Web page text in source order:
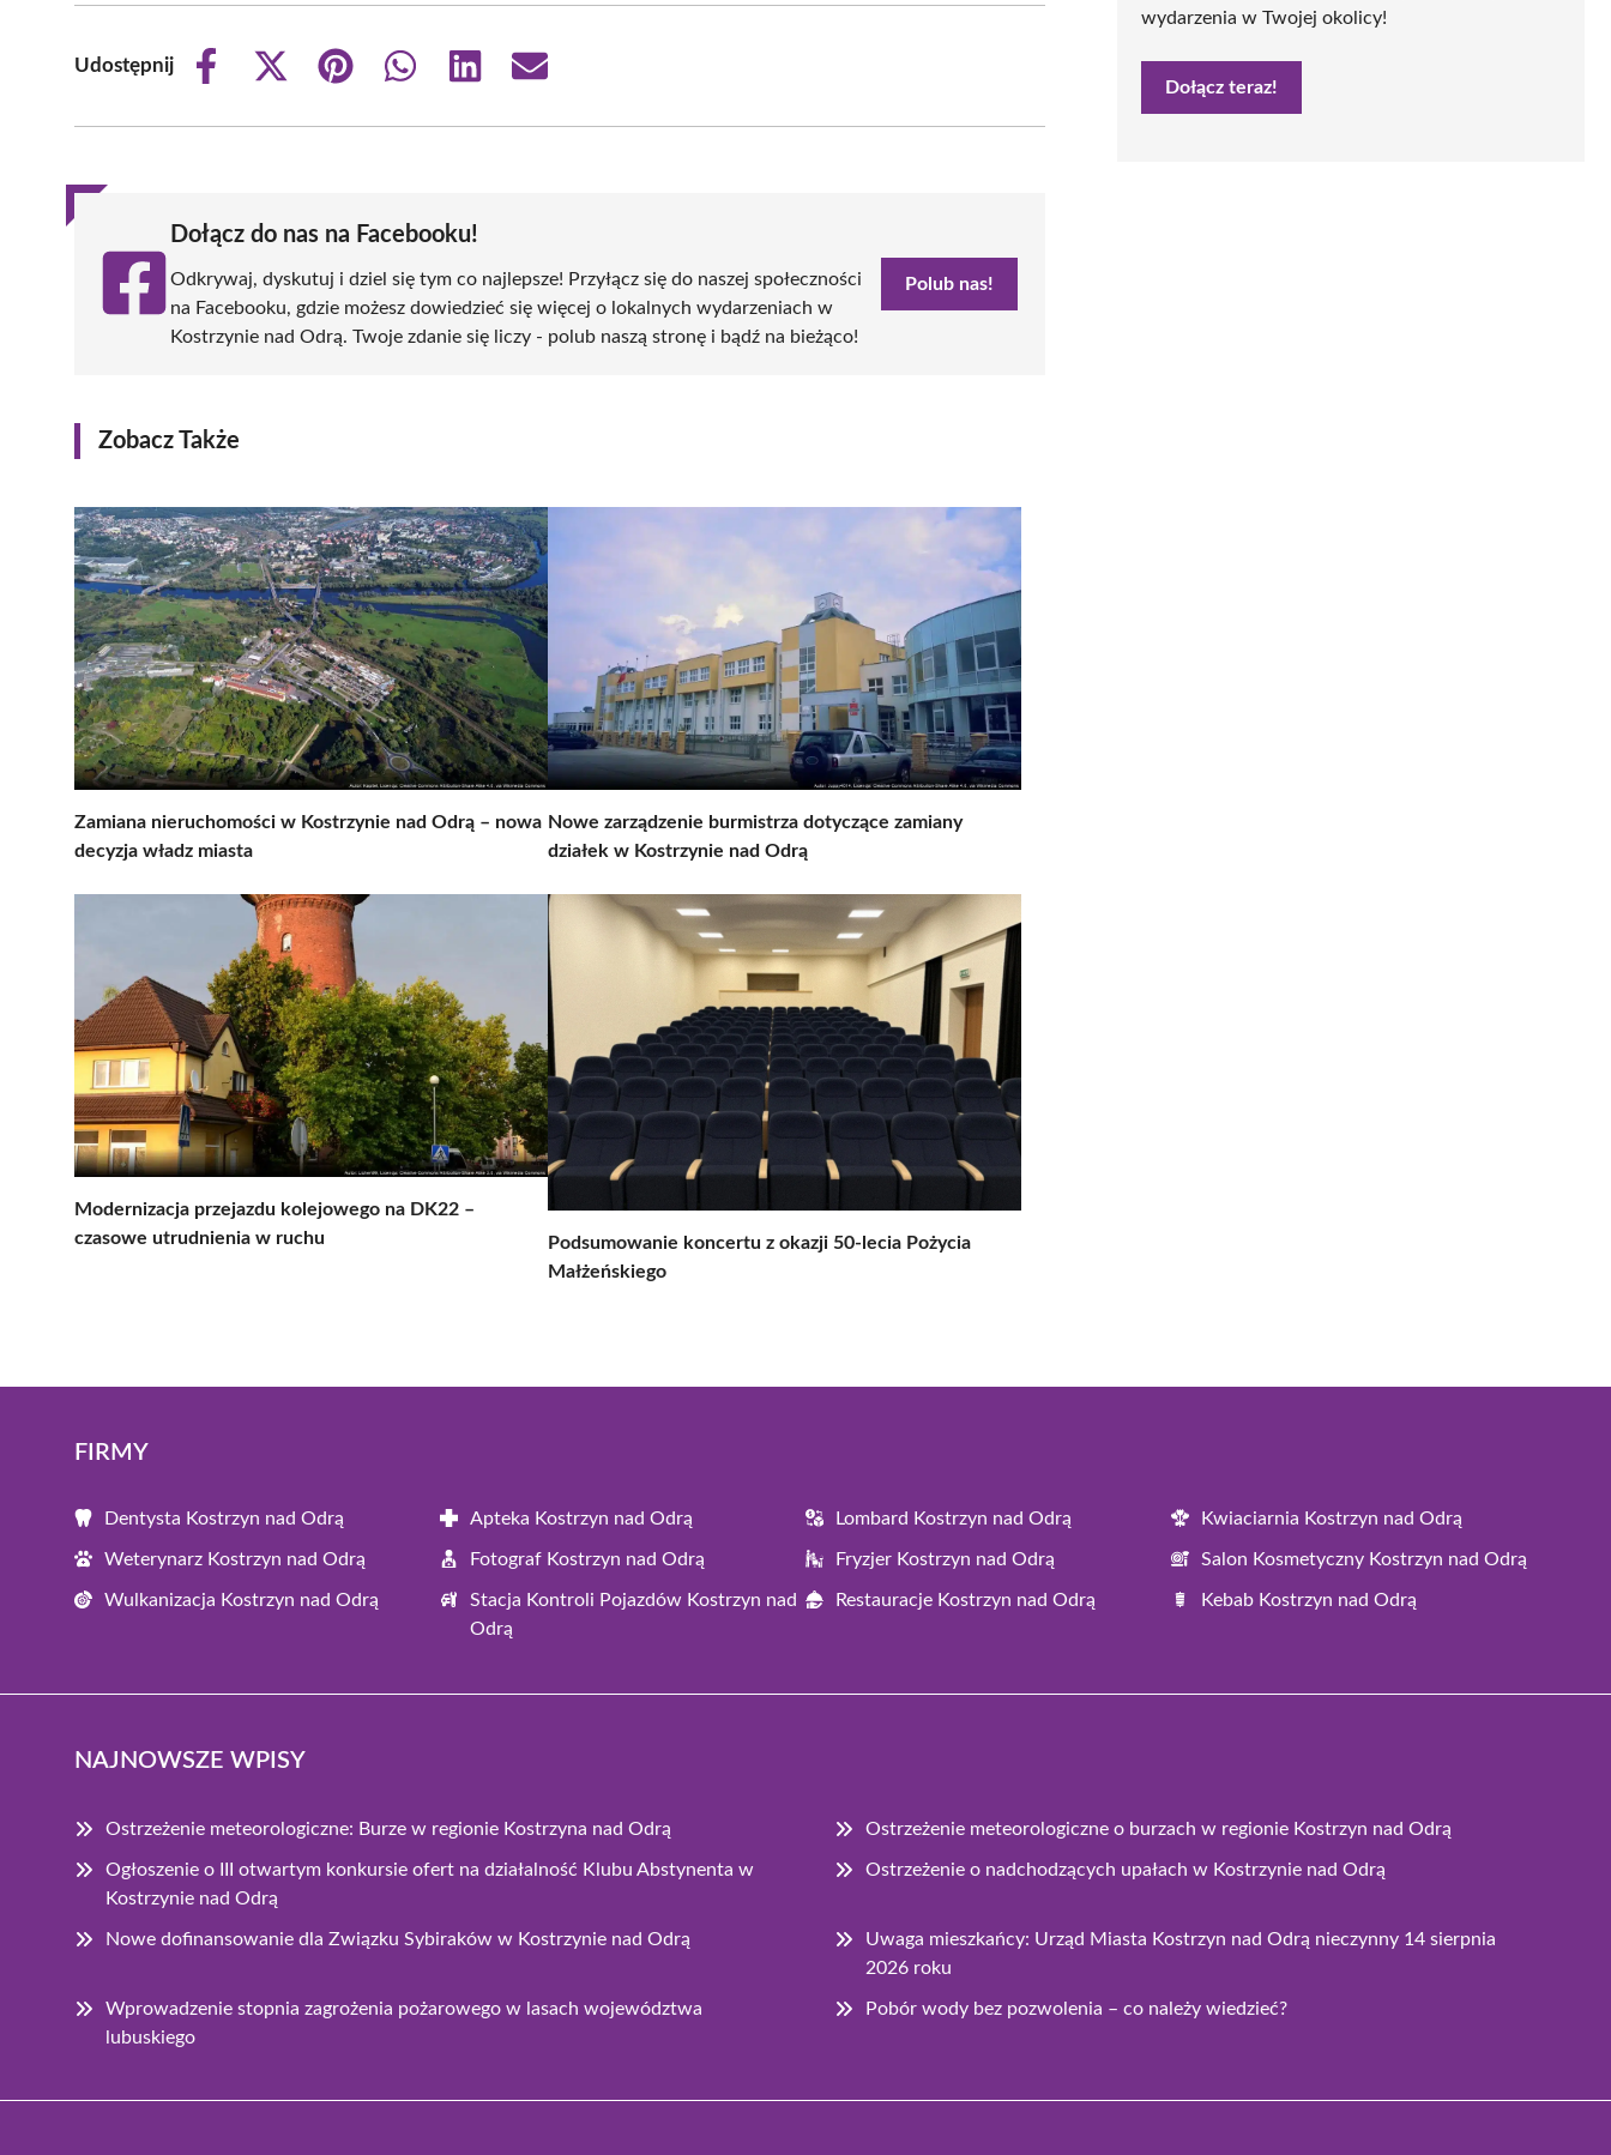
Udostępnij
Share
Share
(Twitter)
Share
Share
Share
Share
Dołącz do nas na Facebooku!
Odkrywaj, dyskutuj i dziel się tym co najlepsze! Przyłącz się do naszej społeczności
na Facebooku, gdzie możesz dowiedzieć się więcej o lokalnych wydarzeniach w
Kostrzynie nad Odrą. Twoje zdanie się liczy - polub naszą stronę i bądź na bieżąco!
Polub nas!
Zobacz Także
Zamiana nieruchomości w Kostrzynie nad Odrą – nowa
decyzja władz miasta
Nowe zarządzenie burmistrza dotyczące zamiany
działek w Kostrzynie nad Odrą
Modernizacja przejazdu kolejowego na DK22 –
czasowe utrudnienia w ruchu
Podsumowanie koncertu z okazji 50-lecia Pożycia
Małżeńskiego
wydarzenia w Twojej okolicy!
Dołącz teraz!
FIRMY
Dentysta Kostrzyn nad Odrą Apteka Kostrzyn nad Odrą Lombard Kostrzyn nad Odrą Kwiaciarnia Kostrzyn nad Odrą
Weterynarz Kostrzyn nad Odrą Fotograf Kostrzyn nad Odrą Fryzjer Kostrzyn nad Odrą Salon Kosmetyczny Kostrzyn nad Odrą
Wulkanizacja Kostrzyn nad Odrą
Stacja Kontroli Pojazdów Kostrzyn nad
Odrą
Restauracje Kostrzyn nad Odrą Kebab Kostrzyn nad Odrą
NAJNOWSZE WPISY
Ostrzeżenie meteorologiczne: Burze w regionie Kostrzyna nad Odrą Ostrzeżenie meteorologiczne o burzach w regionie Kostrzyn nad Odrą
Ogłoszenie o III otwartym konkursie ofert na działalność Klubu Abstynenta w
Kostrzynie nad Odrą
Ostrzeżenie o nadchodzących upałach w Kostrzynie nad Odrą
Nowe dofinansowanie dla Związku Sybiraków w Kostrzynie nad Odrą
Uwaga mieszkańcy: Urząd Miasta Kostrzyn nad Odrą nieczynny 14 sierpnia
2026 roku
Wprowadzenie stopnia zagrożenia pożarowego w lasach województwa
lubuskiego
Pobór wody bez pozwolenia – co należy wiedzieć?